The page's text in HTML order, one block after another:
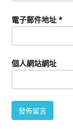
電子郵件地址 *
個人網站網址